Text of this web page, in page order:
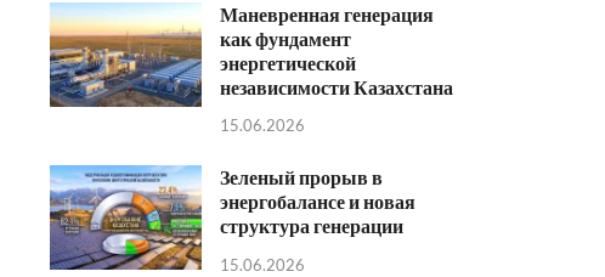
Маневренная генерация
как фундамент
энергетической
независимости Казахстана
15.06.2026
Зеленый прорыв в
энергобалансе и новая
структура генерации
15.06.2026